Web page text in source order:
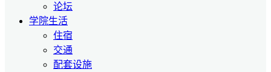
论坛
学院生活
住宿
交通
配套设施